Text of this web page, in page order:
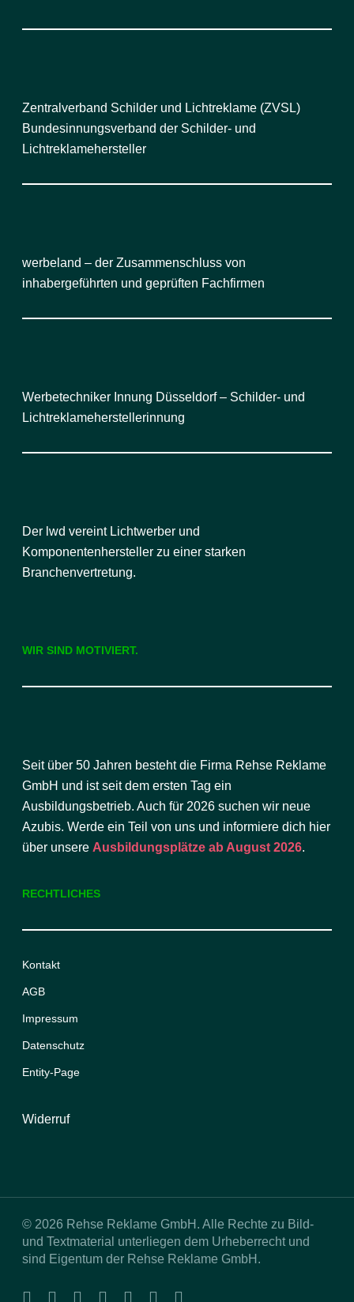
Zentralverband Schilder und Lichtreklame (ZVSL)
Bundesinnungsverband der Schilder- und
Lichtreklamehersteller
werbeland – der Zusammenschluss von
inhabergeführten und geprüften Fachfirmen
Werbetechniker Innung Düsseldorf – Schilder- und
Lichtreklameherstellerinnung
Der lwd vereint Lichtwerber und
Komponentenhersteller zu einer starken
Branchenvertretung.
WIR SIND MOTIVIERT.
Seit über 50 Jahren besteht die Firma Rehse Reklame
GmbH und ist seit dem ersten Tag ein
Ausbildungsbetrieb. Auch für 2026 suchen wir neue
Azubis. Werde ein Teil von uns und informiere dich hier
über unsere Ausbildungsplätze ab August 2026.
RECHTLICHES
Kontakt
AGB
Impressum
Datenschutz
Entity-Page
Widerruf
© 2026 Rehse Reklame GmbH. Alle Rechte zu Bild-
und Textmaterial unterliegen dem Urheberrecht und
sind Eigentum der Rehse Reklame GmbH.
facebooklinkedinyoutubeinstagram
tiktok phoneemail